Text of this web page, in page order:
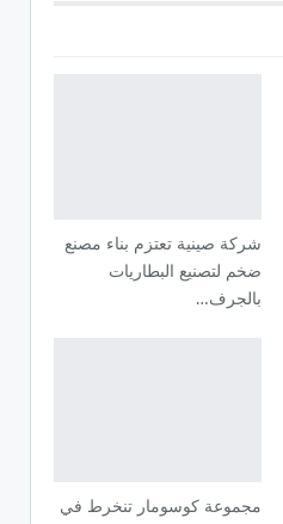
شركة صينية تعتزم بناء مصنع
ضخم لتصنيع البطاريات
بالجرف…
مجموعة كوسومار تنخرط في